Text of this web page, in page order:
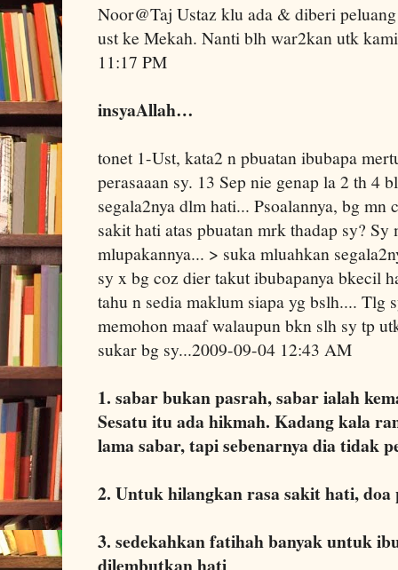
Noor@Taj Ustaz klu ada & diberi
ust ke Mekah. Nanti blh war2kan utk
11:17 PM
insyaAllah…
tonet 1-Ust, kata2 n pbuatan ibubapa
perasaaan sy. 13 Sep nie genap la 2 th 4
segala2nya dlm hati... Psoalannya, bg mn
sakit hati atas pbuatan mrk thadap sy?
mlupakannya... > suka mluahkan
sy x bg coz dier takut ibubapanya bkecil
tahu n sedia maklum siapa yg bslh.... Tlg
memohon maaf walaupun bkn slh sy tp
sukar bg sy...2009-09-04 12:43 AM
1. sabar bukan pasrah, sabar ialah
Sesatu itu ada hikmah. Kadang kala
lama sabar, tapi sebenarnya dia tidak
2. Untuk hilangkan rasa sakit hati, doa
3. sedekahkan fatihah banyak untuk
dilembutkan hati